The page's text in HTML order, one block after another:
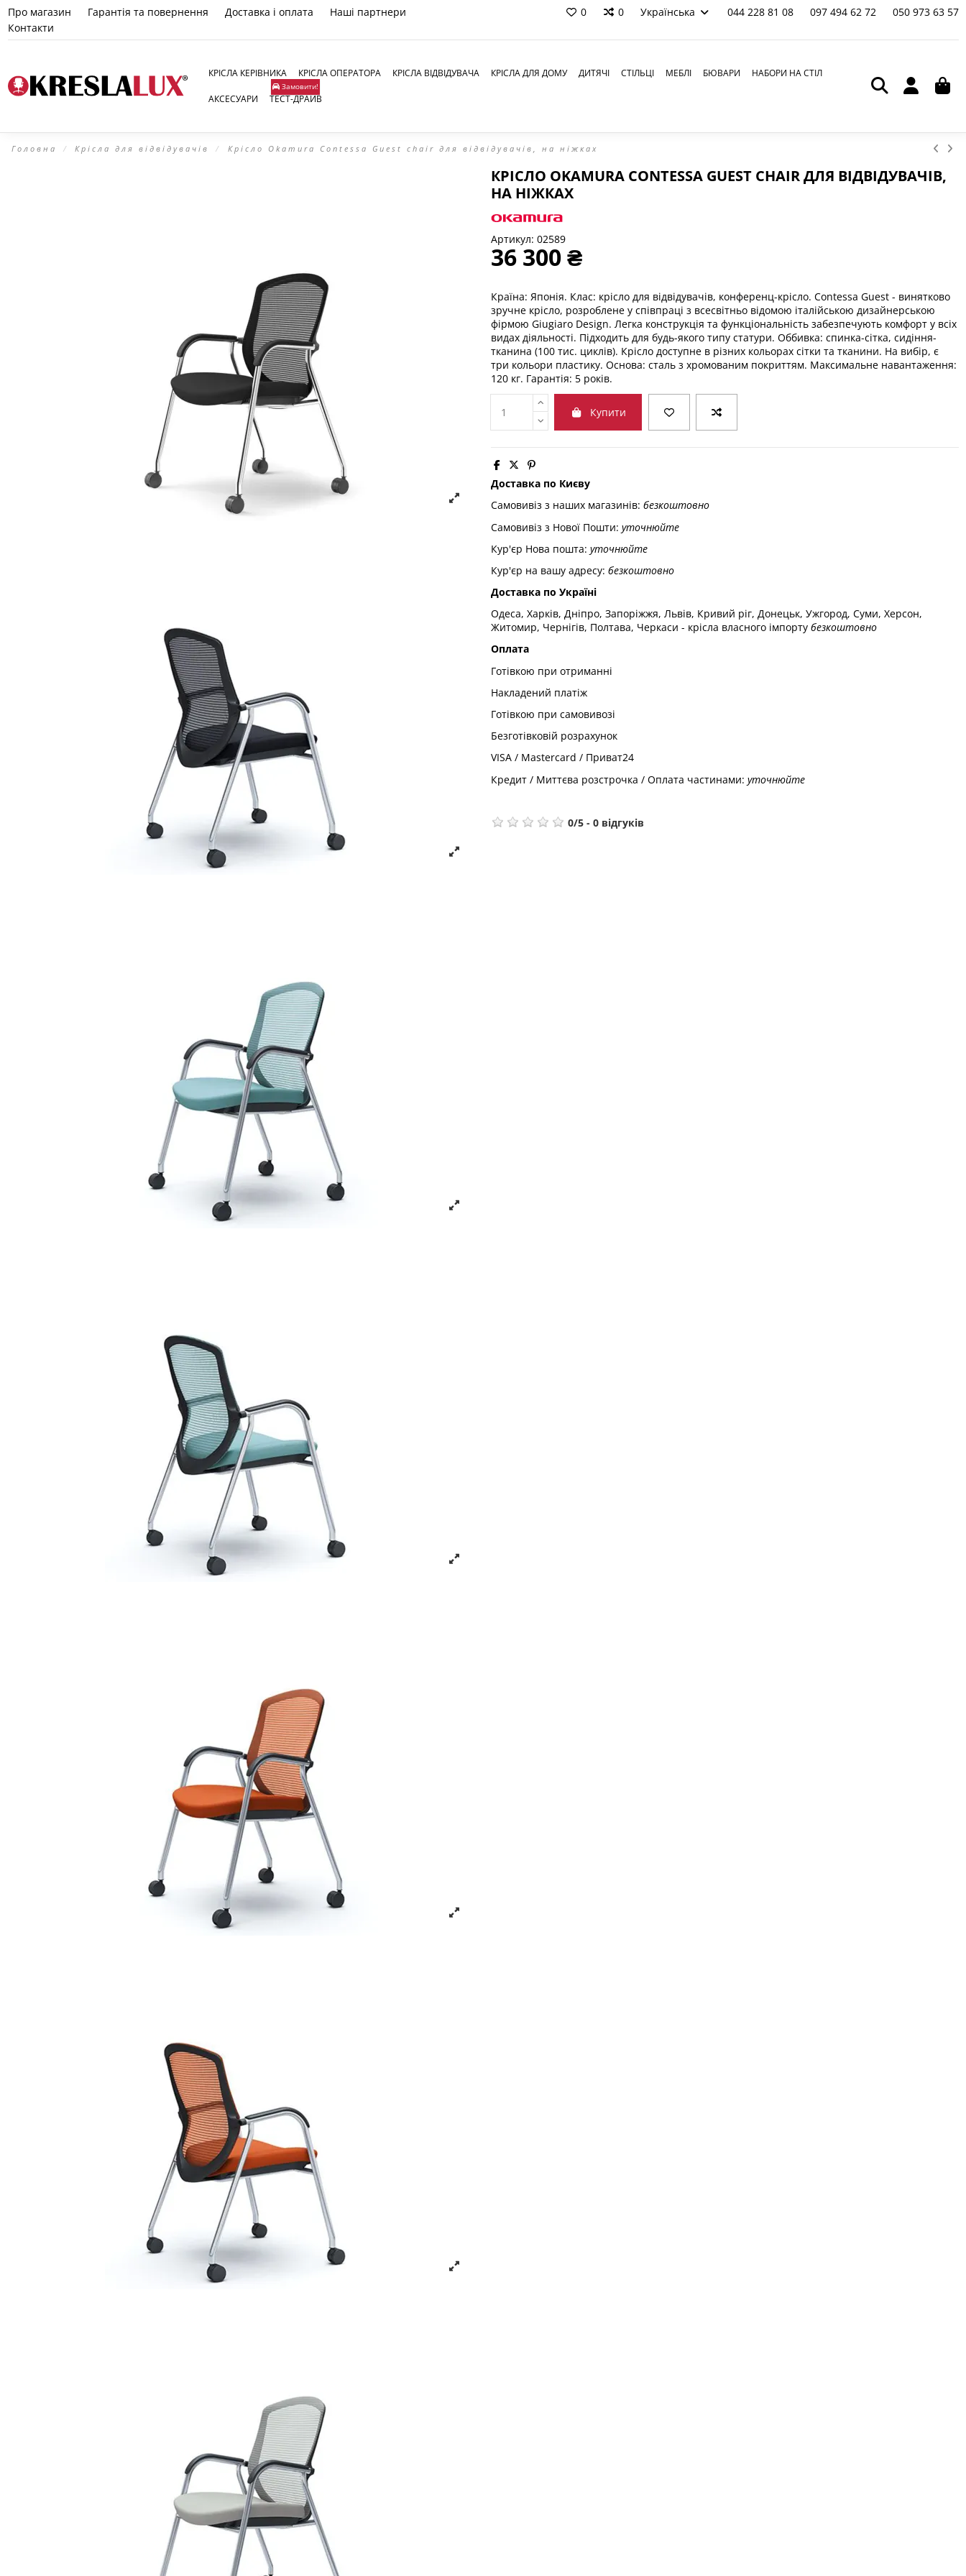
Про магазин Гарантія та повернення Доставка і оплата
Наші партнери
Контакти
0 0 Українська 044 228 81 08 097 494 62 72 050 973 63 57
КРІСЛА КЕРІВНИКА КРІСЛА ОПЕРАТОРА КРІСЛА ВІДВІДУВАЧА КРІСЛА ДЛЯ ДОМУ ДИТЯЧІ СТІЛЬЦІ МЕБЛІ БЮВАРИ НАБОРИ НА СТІЛ
АКСЕСУАРИ ТЕСТ-ДРАЙВ
Замовити!
Головна Крісла для відвідувачів Крісло Okamura Contessa Guest chair для відвідувачів, на ніжках
КРІСЛО OKAMURA CONTESSA GUEST CHAIR ДЛЯ ВІДВІДУВАЧІВ,
НА НІЖКАХ
Артикул: 02589
36 300 ₴
Країна: Японія. Клас: крісло для відвідувачів, конференц-крісло. Contessa Guest - винятково
зручне крісло, розроблене у співпраці з всесвітньо відомою італійською дизайнерською
фірмою Giugiaro Design. Легка конструкція та функціональність забезпечують комфорт у всіх
видах діяльності. Підходить для будь-якого типу статури. Оббивка: спинка-сітка, сидіння-
тканина (100 тис. циклів). Крісло доступне в різних кольорах сітки та тканини. На вибір, є
три кольори пластику. Основа: сталь з хромованим покриттям. Максимальне навантаження:
120 кг. Гарантія: 5 років.
Купити
Доставка по Києву
Самовивіз з наших магазинів: безкоштовно
Самовивіз з Нової Пошти: уточнюйте
Кур'єр Нова пошта: уточнюйте
Кур'єр на вашу адресу: безкоштовно
Доставка по Україні
Одеса, Харків, Дніпро, Запоріжжя, Львів, Кривий ріг, Донецьк, Ужгород, Суми, Херсон,
Житомир, Чернігів, Полтава, Черкаси - крісла власного імпорту безкоштовно
Оплата
Готівкою при отриманні
Накладений платіж
Готівкою при самовивозі
Безготівковій розрахунок
VISA / Mastercard / Приват24
Кредит / Миттєва розстрочка / Оплата частинами: уточнюйте
0/5- 0 відгуків